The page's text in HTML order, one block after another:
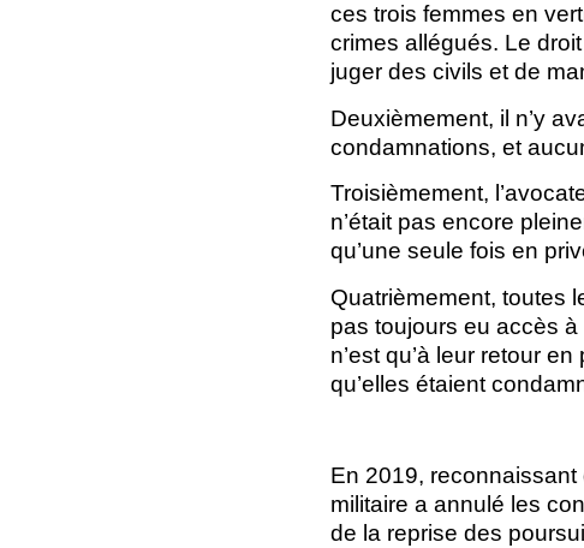
ces trois femmes en
crimes allégués. Le
juger des civils et de
Deuxièmement, il n’y
condamnations, et
Troisièmement,
n’était pas encore
qu’une seule fois en
Quatrièmement, toutes
pas toujours eu accès
n’est qu’à leur retour
qu’elles étaient
En 2019, reconnaissant
militaire a annulé les
de la reprise des